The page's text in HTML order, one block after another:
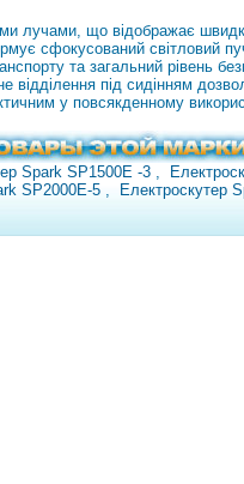
лучами, що відображає
сфокусований світловий
та загальний рівень
під сидінням
у повсякденному
Spark SP1500E -3 ,
SP2000E-5 , Електроскутер